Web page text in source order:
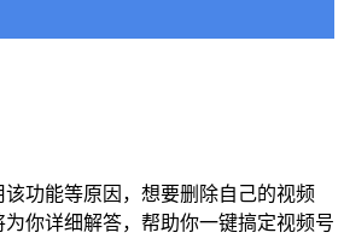
功能等原因，想要删除自己的视频
你详细解答，帮助你一键搞定视频号